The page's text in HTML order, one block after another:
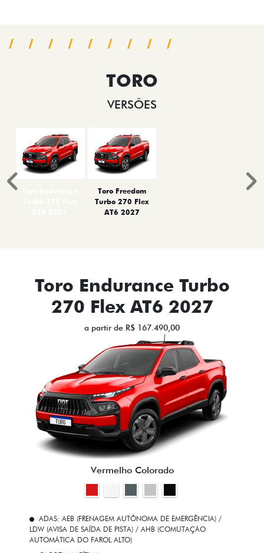
TORO
VERSÕES
Toro Freedom
Turbo 270 Flex
AT6 2027
Anterior
Toro Endurance Turbo
270 Flex AT6 2027
a partir de R$ 167.490,00
Vermelho Colorado
ADAS: AEB (FRENAGEM AUTÔNOMA DE EMERGÊNCIA) /
LDW (AVISA DE SAÍDA DE PISTA) / AHB (COMUTAÇÃO
AUTOMÁTICA DO FAROL ALTO)